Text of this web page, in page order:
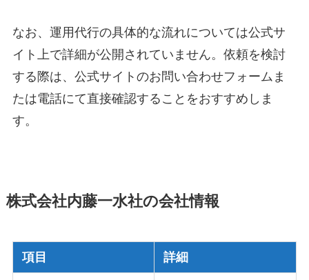
なお、運用代行の具体的な流れについては公式サ
イト上で詳細が公開されていません。依頼を検討
する際は、公式サイトのお問い合わせフォームま
たは電話にて直接確認することをおすすめしま
す。
株式会社内藤一水社の会社情報
項目 詳細